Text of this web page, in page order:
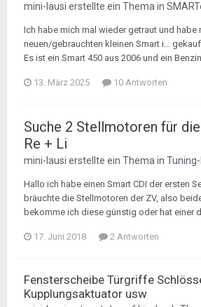
mini-lausi erstellte ein Thema in
Ich habe mich mal wieder getraut und habe
neuen/gebrauchten kleinen Smart i...
Es ist ein Smart 450 aus 2006 und ein
13. März 2025 10 Antworten
Suche 2 Stellmotoren für
Re + Li
mini-lausi erstellte ein Thema in
Hallo ich habe einen Smart CDI der ersten
bräuchte die Stellmotoren der ZV, also
bekomme ich diese günstig oder hat einer
17. Juni 2018 2 Antworten
Fensterscheibe Türgriffe
Kupplungsaktuator usw